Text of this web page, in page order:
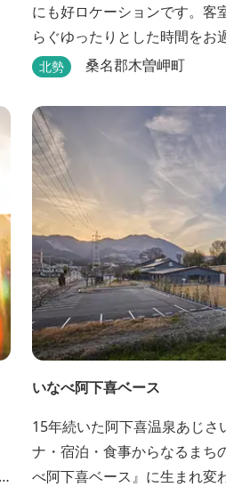
にも好ロケーションです。客
らぐゆったりとした時間をお
北勢 桑名郡木曽岬町
いなべ阿下喜ベース
15年続いた阿下喜温泉あじさ
ナ・宿泊・食事からなるまち
べ阿下喜ベース』に生まれ変わりま